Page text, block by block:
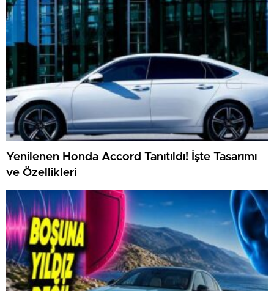
Yenilenen Honda Accord Tanıtıldı! İşte Tasarımı
ve Özellikleri